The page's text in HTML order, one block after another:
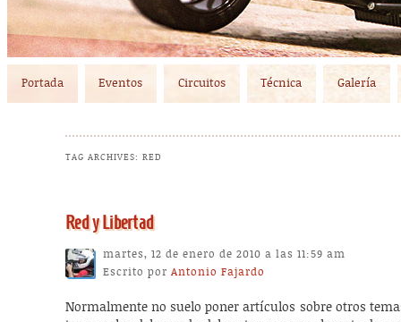
Skip to primary content
Skip to secondary content
Portada Eventos Circuitos Técnica Galería
TAG ARCHIVES:RED
Red y Libertad
martes, 12 de enero de 2010 a las 11:59 am
Escrito porAntonio Fajardo
Normalmente no suelo poner artículos sobre otros